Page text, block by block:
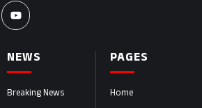
PAGES
Home
NEWS
Breaking News